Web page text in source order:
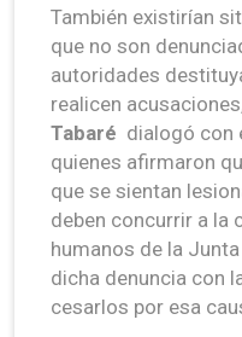
También existirían
que no son
autoridades
realicen
Tabaré dialogó con
quienes afirmaron
que se sientan
deben concurrir a la
humanos de la
dicha denuncia con
cesarlos por esa